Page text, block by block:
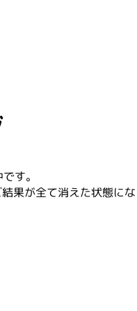
す。
果が全て消えた状態にな